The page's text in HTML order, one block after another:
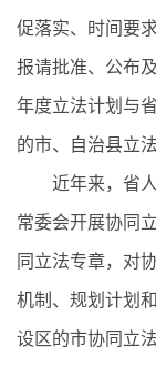
促落实、时间要
报请批准、公布
年度立法计划与
的市、自治县立
近年来，省人
常委会开展协同
同立法专章，对
机制、规划计划
设区的市协同立